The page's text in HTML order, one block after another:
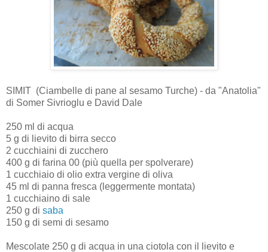
SIMIT (Ciambelle di pane al sesamo Turche) - da "Anatolia"
di Somer Sivrioglu e David Dale
250 ml di acqua
5 g di lievito di birra secco
2 cucchiaini di zucchero
400 g di farina 00 (più quella per spolverare)
1 cucchiaio di olio extra vergine di oliva
45 ml di panna fresca (leggermente montata)
1 cucchiaino di sale
250 g di saba
150 g di semi di sesamo
Mescolate 250 g di acqua in una ciotola con il lievito e